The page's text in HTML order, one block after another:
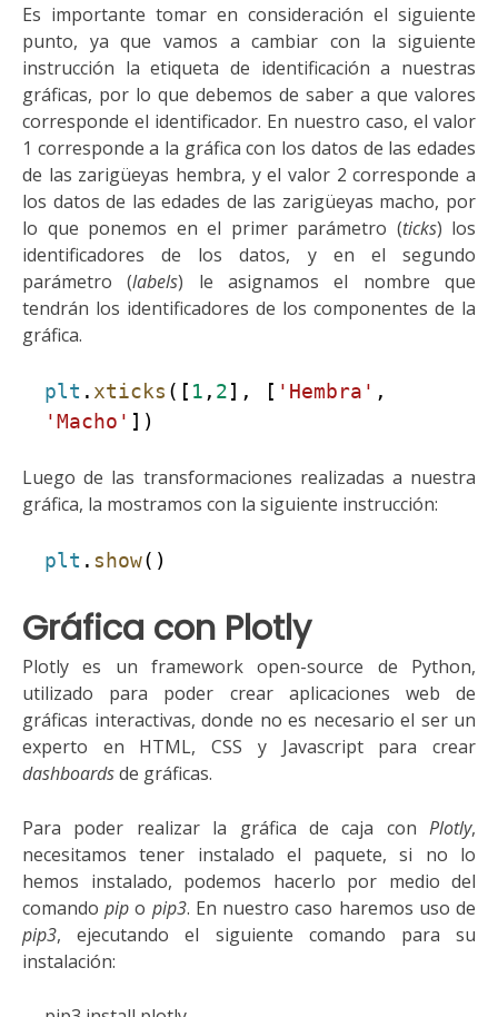
Es importante tomar en consideración el siguiente
punto, ya que vamos a cambiar con la siguiente
instrucción la etiqueta de identificación a nuestras
gráficas, por lo que debemos de saber a que valores
corresponde el identificador. En nuestro caso, el valor
1 corresponde a la gráfica con los datos de las edades
de las zarigüeyas hembra, y el valor 2 corresponde a
los datos de las edades de las zarigüeyas macho, por
lo que ponemos en el primer parámetro (ticks) los
identificadores de los datos, y en el segundo
parámetro (labels) le asignamos el nombre que
tendrán los identificadores de los componentes de la
gráfica.
plt . xticks ([ 1 , 2], [ 'Hembra' ,
'Macho' ])
Luego de las transformaciones realizadas a nuestra
gráfica, la mostramos con la siguiente instrucción:
plt . show()
Gráfica con Plotly
Plotly es un framework open-source de Python,
utilizado para poder crear aplicaciones web de
gráficas interactivas, donde no es necesario el ser un
experto en HTML, CSS y Javascript para crear
dashboardsde gráficas.
Para poder realizar la gráfica de caja con Plotly,
necesitamos tener instalado el paquete, si no lo
hemos instalado, podemos hacerlo por medio del
comandopip o pip3. En nuestro caso haremos uso de
pip3, ejecutando el siguiente comando para su
instalación: